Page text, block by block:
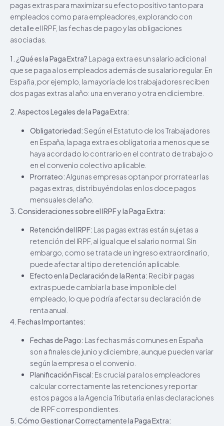
pagas extras para maximizar su efecto positivo tanto para
empleados como para empleadores, explorando con
detalle el IRPF, las fechas de pago y las obligaciones
asociadas.
1. ¿Qué es la Paga Extra? La paga extra es un salario adicional
que se paga a los empleados además de su salario regular. En
España, por ejemplo, la mayoría de los trabajadores reciben
dos pagas extras al año: una en verano y otra en diciembre.
2. Aspectos Legales de la Paga Extra:
Obligatoriedad:Según el Estatuto de los Trabajadores
en España, la paga extra es obligatoria a menos que se
haya acordado lo contrario en el contrato de trabajo o
en el convenio colectivo aplicable.
Prorrateo: Algunas empresas optan por prorratear las
pagas extras, distribuyéndolas en los doce pagos
mensuales del año.
3. Consideraciones sobre el IRPF y la Paga Extra:
Retención del IRPF: Las pagas extras están sujetas a
retención del IRPF, al igual que el salario normal. Sin
embargo, como se trata de un ingreso extraordinario,
puede afectar al tipo de retención aplicable.
Efecto en la Declaración de la Renta: Recibir pagas
extras puede cambiar la base imponible del
empleado, lo que podría afectar su declaración de
renta anual.
4. Fechas Importantes:
Fechas de Pago: Las fechas más comunes en España
son a finales de junio y diciembre, aunque pueden variar
según la empresa o el convenio.
Planificación Fiscal: Es crucial para los empleadores
calcular correctamente las retenciones y reportar
estos pagos a la Agencia Tributaria en las declaraciones
de IRPF correspondientes.
5. Cómo Gestionar Correctamente la Paga Extra: